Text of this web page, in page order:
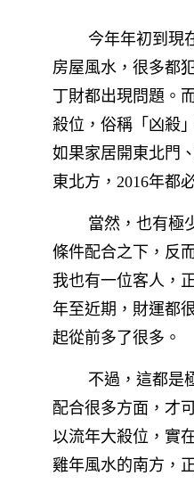
今年年初到現在
房屋風水，很多都
丁財都出現問題。
殺位，俗稱「凶殺
如果家居開東北門
東北方，2016年都
當然，也有極
條件配合之下，反
我也有一位客人，
年至近期，財運都
起從前多了很多。
不過，這都是
配合很多方面，才
以流年大殺位，實
雞年風水的南方，